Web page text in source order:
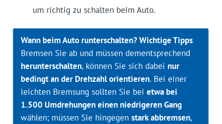
um richtig zu schalten beim Auto.
Wann beim Auto runterschalten? Wichtige Tipps
Bremsen Sie ab und müssen dementsprechend
herunterschalten, können Sie sich dabei nur
bedingt an der Drehzahl orientieren. Bei einer
leichten Bremsung sollten Sie bei etwa bei
1.500 Umdrehungen einen niedrigeren Gang
wählen; müssen Sie hingegen stark abbremsen,